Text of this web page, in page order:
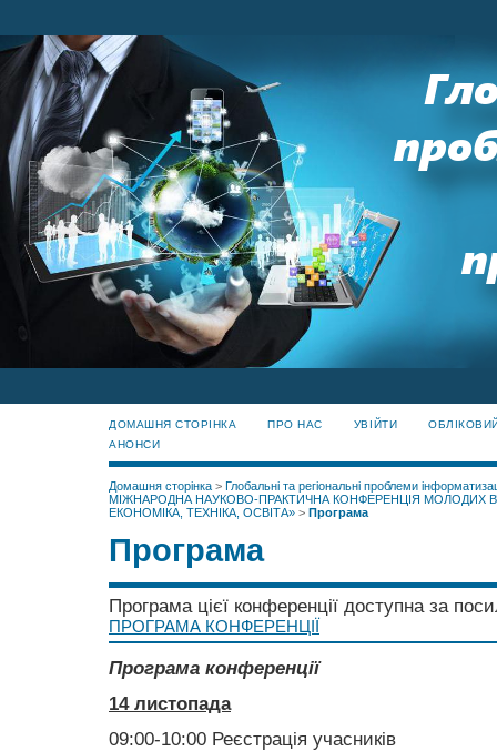
ДОМАШНЯ СТОРІНКА ПРО НАС УВІЙТИ
АНОНСИ
Домашня сторінка > Глобальні та регіональні проблеми
МІЖНАРОДНА НАУКОВО-ПРАКТИЧНА КОНФЕРЕНЦІЯ МОЛОДИХ
ЕКОНОМІКА, ТЕХНІКА, ОСВІТА» > Програма
Програма
Програма цієї конференції доступна за
ПРОГРАМА КОНФЕРЕНЦІЇ
Програма конференції
14 листопада
09:00-10:00 Реєстрація учасників